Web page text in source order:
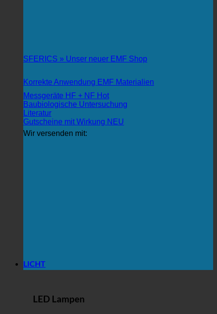
SFERICS » Unser neuer EMF Shop
Korrekte Anwendung EMF Materialien
Messgeräte HF + NF
Baubiologische Untersuchung
Literatur
Gutscheine mit Wirkung
Wir versenden mit:
LICHT
LED Lampen